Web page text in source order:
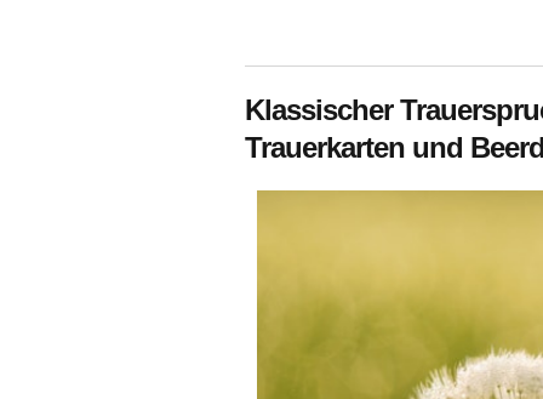
Klassischer
Trauerkarten und